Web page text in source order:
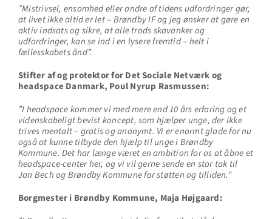
”Mistrivsel, ensomhed eller andre af tidens udfordringer gør,
at livet ikke altid er let – Brøndby IF og jeg ønsker at gøre en
aktiv indsats og sikre, at alle trods skavanker og
udfordringer, kan se ind i en lysere fremtid – helt i
fællesskabets ånd”.
Stifter af og protektor for Det Sociale Netværk og
headspace Danmark, Poul Nyrup Rasmussen:
”I headspace kommer vi med mere end 10 års erfaring og et
videnskabeligt bevist koncept, som hjælper unge, der ikke
trives mentalt – gratis og anonymt. Vi er enormt glade for nu
også at kunne tilbyde den hjælp til unge i Brøndby
Kommune. Det har længe været en ambition for os at åbne et
headspace-center her, og vi vil gerne sende en stor tak til
Jan Bech og Brøndby Kommune for støtten og tilliden.”
Borgmester i Brøndby Kommune, Maja Højgaard: